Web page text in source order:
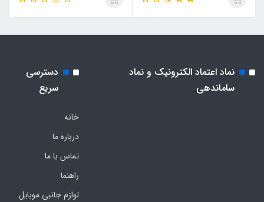
نماد اعتماد الکترونیک و نماد
ساماندهی
دسترسی
سریع
خانه
درباره ما
تماس با ما
راهنما
لوازم جانبی موبایل